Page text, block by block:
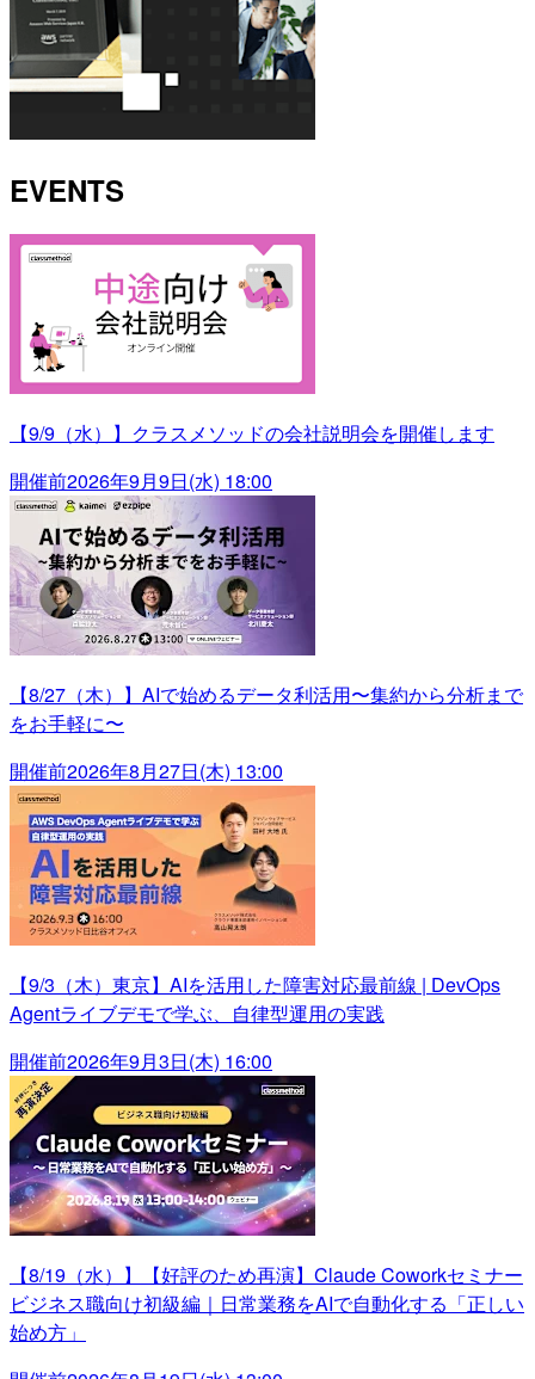
EVENTS
【9/9（水）】クラスメソッドの会社説明会を開催します
開催前2026年9月9日(水) 18:00
【8/27（木）】AIで始めるデータ利活用〜集約から分析まで
をお手軽に〜
開催前2026年8月27日(木) 13:00
【9/3（木）東京】AIを活用した障害対応最前線 | DevOps
Agentライブデモで学ぶ、自律型運用の実践
開催前2026年9月3日(木) 16:00
【8/19（水）】【好評のため再演】Claude Coworkセミナー
ビジネス職向け初級編｜日常業務をAIで自動化する「正しい
始め方」